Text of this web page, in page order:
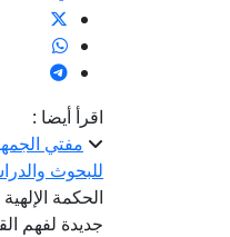
اقرأ أيضا :
مفتي
للبحوث
الحكمة
جديدة لفهم